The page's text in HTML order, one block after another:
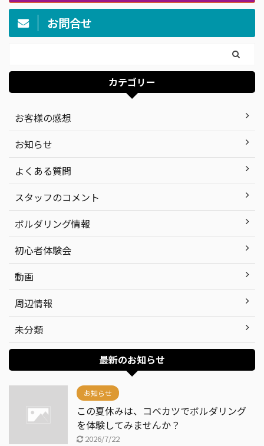
お問合せ
カテゴリー
お客様の感想
お知らせ
よくある質問
スタッフのコメント
ボルダリング情報
初心者体験会
動画
周辺情報
未分類
最新のお知らせ
お知らせ
この夏休みは、コベカツでボルダリング
を体験してみませんか？
2026/7/22